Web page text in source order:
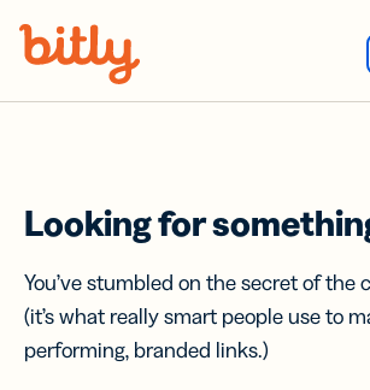
Looking for
You’ve stumbled on the secret of the
(it’s what really smart people use to
performing, branded links.)